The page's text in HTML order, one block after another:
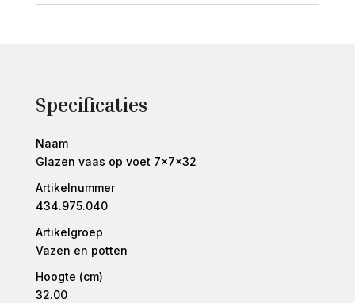
Specificaties
Naam
Glazen vaas op voet 7x7x32
Artikelnummer
434.975.040
Artikelgroep
Vazen en potten
Hoogte (cm)
32.00